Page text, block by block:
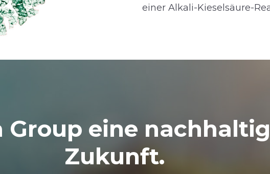
einer Alkali-Kieselsäure-
Group eine
Zukunft.